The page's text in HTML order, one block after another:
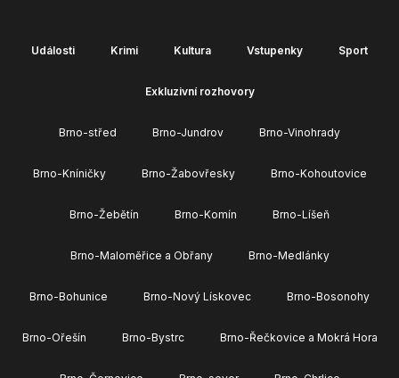
Události Krimi Kultura Vstupenky Sport
Exkluzivní rozhovory
Brno-střed Brno-Jundrov Brno-Vinohrady
Brno-Kníničky Brno-Žabovřesky Brno-Kohoutovice
Brno-Žebětín Brno-Komín Brno-Líšeň
Brno-Maloměřice a Obřany Brno-Medlánky
Brno-Bohunice Brno-Nový Lískovec Brno-Bosonohy
Brno-Ořešín Brno-Bystrc Brno-Řečkovice a Mokrá Hora